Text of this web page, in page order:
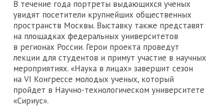
В течение года портреты выдающихся ученых
увидят посетители крупнейших общественных
пространств Москвы. Выставку также представят
на площадках федеральных университетов
в регионах России. Герои проекта проведут
лекции для студентов и примут участие в научных
мероприятиях. «Наука в лицах» завершит сезон
на VI Конгрессе молодых ученых, который
пройдет в Научно-технологическом университете
«Сириус».